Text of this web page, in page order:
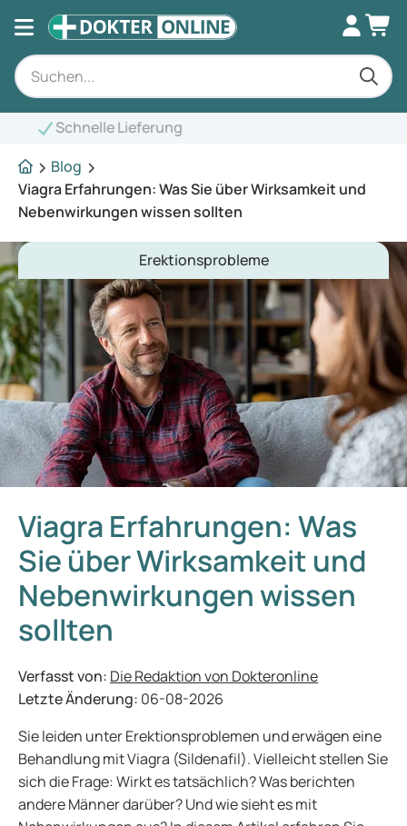
Blog
Viagra Erfahrungen: Was Sie über Wirksamkeit und
Nebenwirkungen wissen sollten
Erektionsprobleme
Viagra Erfahrungen: Was
Sie über Wirksamkeit und
Nebenwirkungen wissen
sollten
Verfasst von: Die Redaktion von Dokteronline
Letzte Änderung: 06-08-2026
Sie leiden unter Erektionsproblemen und erwägen eine
Behandlung mit Viagra (Sildenafil). Vielleicht stellen Sie
sich die Frage: Wirkt es tatsächlich? Was berichten
andere Männer darüber? Und wie sieht es mit